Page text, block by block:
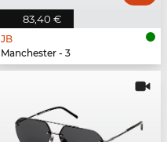
83,40 €
JB
Manchester - 3